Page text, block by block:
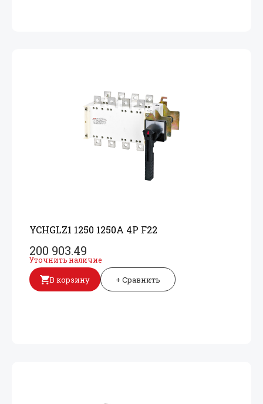
YCHGLZ1 1250 1250A 4P F22
200 903.49
Уточнить наличие
В корзину + Сравнить